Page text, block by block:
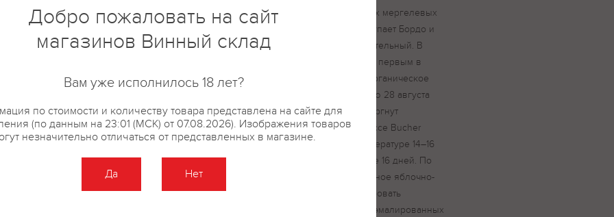
западного склона хребта Сенетх на каменистых мергелевых
почвах. Считается, что местный терруар не уступает Бордо и
Пьемонту, поэтому и характер вина — исключительный. В
конце 2022 года Винодельческий дом Бюрнье первым в
Краснодарском крае получил сертификат на органическое
виноградарство. Виноград был собран вручную 28 августа
2023 года и после двойной сортировки подвергнут
деликатному прессованию в мембранном прессе Bucher
Vaslin. Ферментация при контролируемой температуре 14–16
°С проводилась в стальных емкостях в течение 16 дней. По
завершении брожения вино прошло 2-недельное яблочно-
молочное брожение, что позволило сбалансировать
кислотность, придав ей мягкость. Выдержка в эмалированных
Добро пожаловать на сайт
магазинов Винный склад
Вам уже исполнилось 18 лет?
по стоимости и количеству товара представлена на сайте для
(по данным на 23:01 (МСК) от 07.08.2026). Изображения товаров
незначительно отличаться от представленных в магазине.
Да Нет